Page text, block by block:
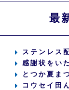
最
ステンレス
感謝状をい
とつか夏ま
コウセイ田